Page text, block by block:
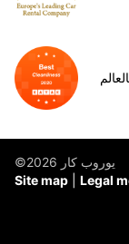
©يوروب كار 2026
Site map
Legal